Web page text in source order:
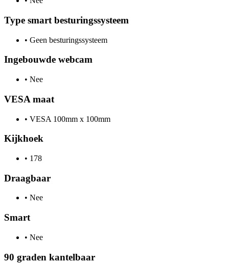
Type smart besturingssysteem
• Geen besturingssysteem
Ingebouwde webcam
• Nee
VESA maat
• VESA 100mm x 100mm
Kijkhoek
• 178
Draagbaar
• Nee
Smart
• Nee
90 graden kantelbaar